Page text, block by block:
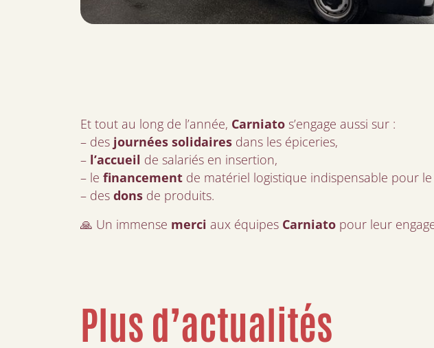
Et tout au long de l’année, Carniato s’engage aussi sur :
– des journées solidaires dans les épiceries,
– l’accueil de salariés en insertion,
– le financement de matériel logistique indispensable pour le
– des dons de produits.
🙏 Un immense merci aux équipes Carniato pour leur
Plus d’actualités